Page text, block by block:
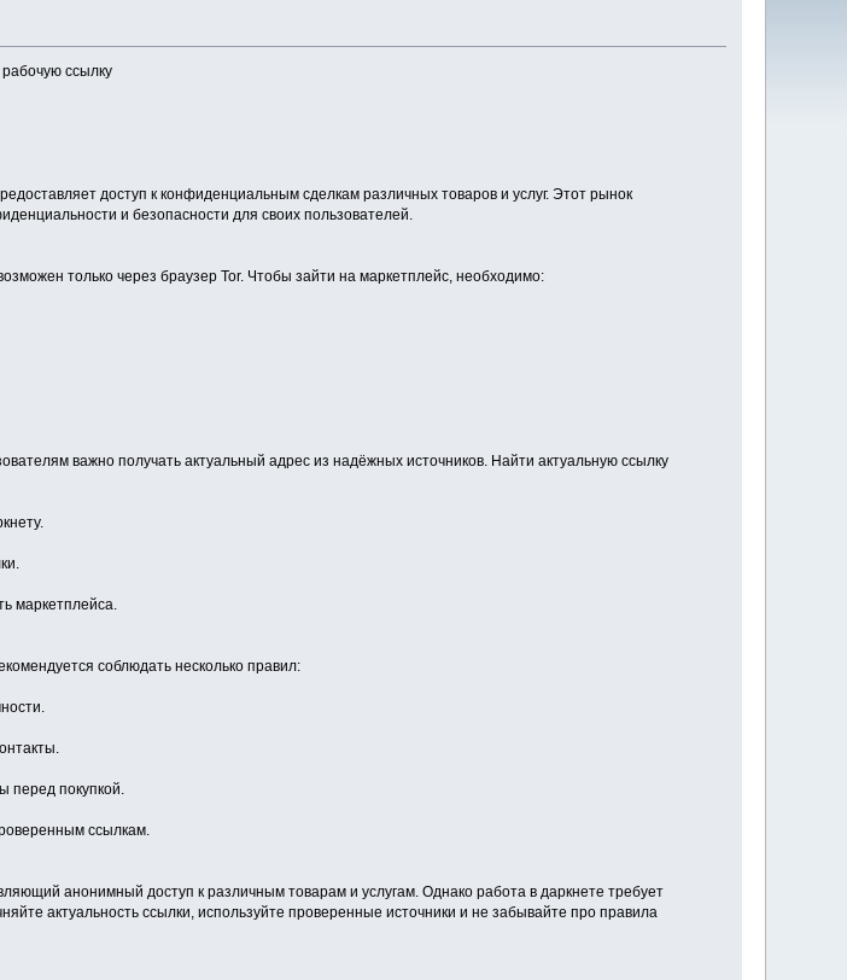
рабочую ссылку
доступ к конфиденциальным сделкам различных товаров и услуг. Этот рынок
и безопасности для своих пользователей.
только через браузер Tor. Чтобы зайти на маркетплейс, необходимо:
важно получать актуальный адрес из надёжных источников. Найти актуальную ссылку
маркетплейса.
соблюдать несколько правил:
перед покупкой.
ссылкам.
анонимный доступ к различным товарам и услугам. Однако работа в даркнете требует
актуальность ссылки, используйте проверенные источники и не забывайте про правила